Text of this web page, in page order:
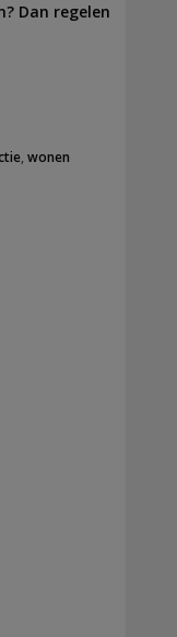
Dan regelen
,wonen